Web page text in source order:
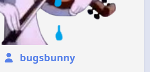
bugsbunny